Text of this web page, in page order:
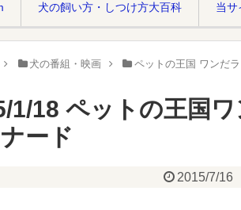
犬の飼い方・しつけ方大百科 当サ
犬の番組・映画 ペットの王国 ワンだラ
1/18 ペットの王国
ード
2015/7/16